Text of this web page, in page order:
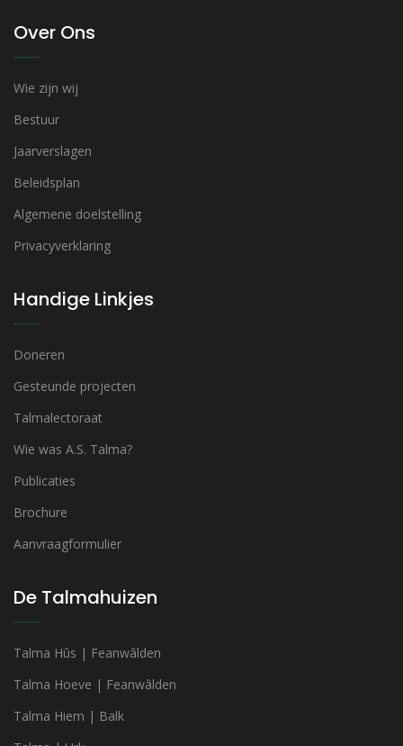
Over Ons
Wie zijn wij
Bestuur
Jaarverslagen
Beleidsplan
Algemene doelstelling
Privacyverklaring
Handige Linkjes
Doneren
Gesteunde projecten
Talmalectoraat
Wie was A.S. Talma?
Publicaties
Brochure
Aanvraagformulier
De Talmahuizen
Talma Hûs | Feanwâlden
Talma Hoeve | Feanwâlden
Talma Hiem | Balk